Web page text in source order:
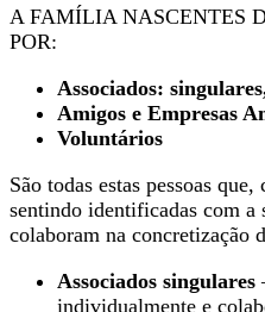
A FAMÍLIA NASCENTES
POR:
Associados:
Amigos e Empresas
Voluntários
São todas estas pessoas
sentindo identificadas com a
colaboram na concretização
Associados singulares
individualmente e